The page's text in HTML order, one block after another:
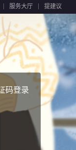
服务大厅 提建议
码登录